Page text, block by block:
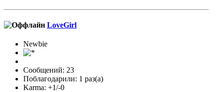
LoveGirl
Newbie
Сообщений: 23
Поблагодарили: 1 раз(а)
Karma: +1/-0